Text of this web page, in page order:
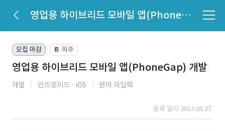
영업용 하이브리드 모바일 앱(PhoneGap) 개발
모집 마감 📔 외주
영업용 하이브리드 모바일 앱(PhoneGap) 개발
개발 안드로이드 iOS 분야 미입력
등록 일자 2013.06.27.